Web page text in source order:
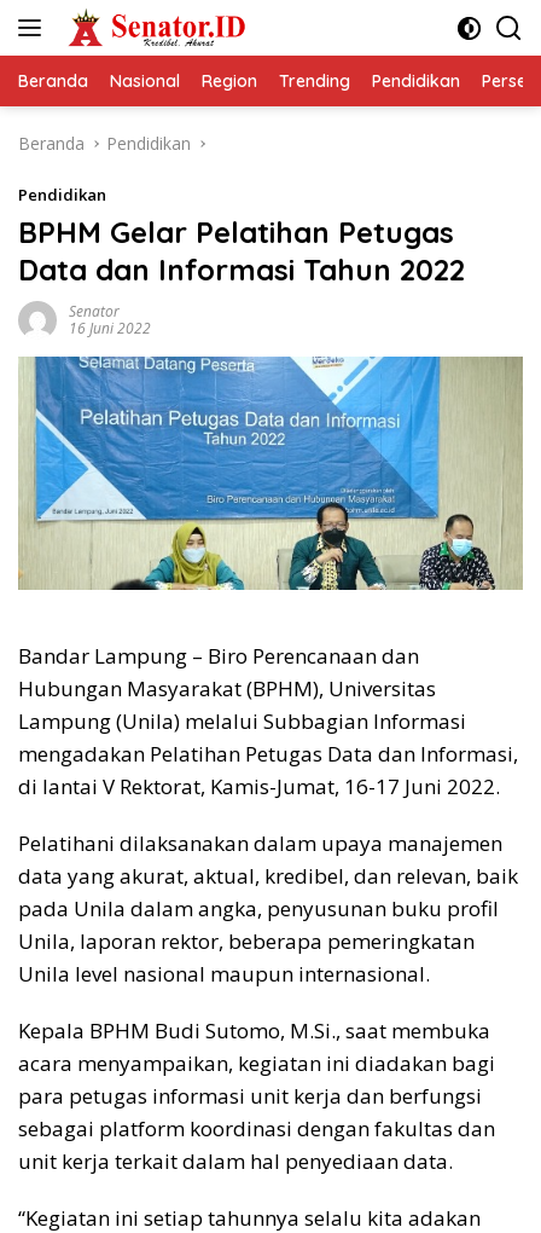
Beranda Nasional Region Trending Pendidikan
Beranda Pendidikan
Pendidikan
BPHM Gelar Pelatihan Petugas
Data dan Informasi Tahun 2022
Senator
16 Juni 2022
Bandar Lampung – Biro Perencanaan dan
Hubungan Masyarakat (BPHM), Universitas
Lampung (Unila) melalui Subbagian Informasi
mengadakan Pelatihan Petugas Data dan Informasi,
di lantai V Rektorat, Kamis-Jumat, 16-17 Juni 2022.
Pelatihani dilaksanakan dalam upaya manajemen
data yang akurat, aktual, kredibel, dan relevan, baik
pada Unila dalam angka, penyusunan buku profil
Unila, laporan rektor, beberapa pemeringkatan
Unila level nasional maupun internasional.
Kepala BPHM Budi Sutomo, M.Si., saat membuka
acara menyampaikan, kegiatan ini diadakan bagi
para petugas informasi unit kerja dan berfungsi
sebagai platform koordinasi dengan fakultas dan
unit kerja terkait dalam hal penyediaan data.
“Kegiatan ini setiap tahunnya selalu kita adakan